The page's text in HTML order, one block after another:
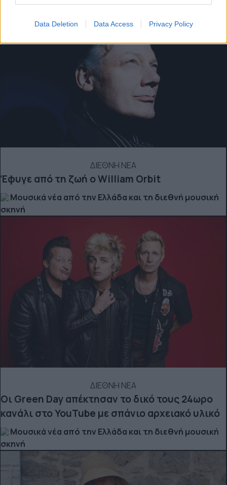
Data Deletion Data Access Privacy Policy
ΔΙΕΘΝΗ ΝΕΑ
Έφυγε από τη ζωή ο William Orbit
Μουσικά νέα από την Ελλάδα και τη διεθνή μουσική
σκηνή
ΔΙΕΘΝΗ ΝΕΑ
Οι Green Day απέκτησαν το δικό τους 24ωρο
κανάλι στο YouTube με σπάνιο αρχειακό υλικό
Μουσικά νέα από την Ελλάδα και τη διεθνή μουσική
σκηνή